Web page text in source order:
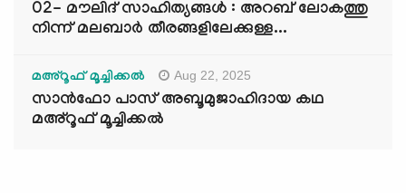
02- മൗലിദ് സാഹിത്യങ്ങൾ : അറബ് ലോകത്തു
നിന്ന് മലബാർ തീരങ്ങളിലേക്കുള്ള...
മഅ്റൂഫ് മൂച്ചിക്കല്‍ Aug 22, 2025
സാൻഫോ പാസ് അബൂമുജാഹിദായ കഥ
മഅ്റൂഫ് മൂച്ചിക്കല്‍